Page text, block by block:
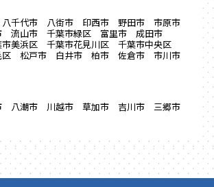
八千代市 八街市 印西市 野田市
市原市
流山市 千葉市緑区 富里市
成田市
美浜区 千葉市花見川区
千葉市中央区
松戸市 白井市 柏市 佐倉市
市川市
八潮市 川越市 草加市 吉川市
三郷市